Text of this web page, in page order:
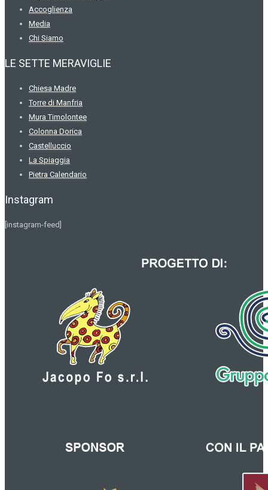
Accoglienza
Media
Chi Siamo
LE SETTE MERAVIGLIE
Chiesa Madre
Torre di Manfria
Mura Timolontee
Colonna Dorica
Castelluccio
La Spiaggia
Pietra Calendario
Instagram
[instagram-feed]